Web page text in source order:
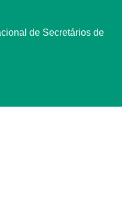
de Secretários de